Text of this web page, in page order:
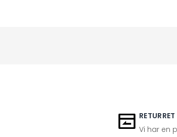
RETURRET
Vi har en